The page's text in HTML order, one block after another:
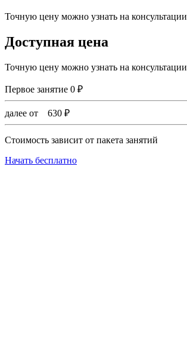
Точную цену можно узнать на консультации
Доступная цена
Точную цену можно узнать на консультации
Первое занятие 0 ₽
далее от 630 ₽
Стоимость зависит от пакета занятий
Начать бесплатно